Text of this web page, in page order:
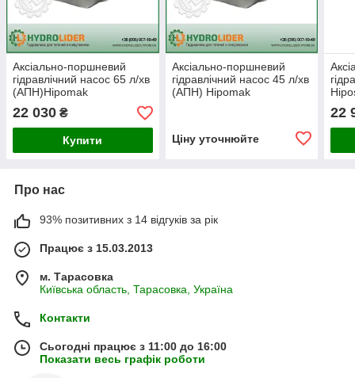
Аксіально-поршневий
гідравлічний насос 65 л/хв
(АПН)Hipomak
22 030 ₴
Купити
Аксіально-поршневий
гідравлічний насос 45 л/хв
(АПН) Hipomak
Ціну уточнюйте
22
Про нас
93% позитивних з 14 відгуків за рік
Працює з 15.03.2013
м. Тарасовка
Київська область, Тарасовка, Україна
Контакти
Сьогодні працює з 11:00 до 16:00
Показати весь графік роботи